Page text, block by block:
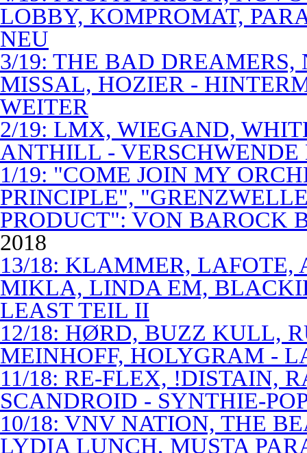
LOBBY, KOMPROMAT,
NEU
3/19: THE BAD
MISSAL, HOZIER -
WEITER
2/19: LMX, WIEGAND,
ANTHILL -
1/19: "COME JOIN MY
PRINCIPLE",
PRODUCT": VON BAROCK
2018
13/18: KLAMMER,
MIKLA, LINDA EM,
LEAST TEIL II
12/18: HØRD, BUZZ KULL,
MEINHOFF, HOLYGRAM -
11/18: RE-FLEX, !DISTAIN,
SCANDROID - SYNTHIE-
10/18: VNV NATION, THE
LYDIA LUNCH, MUSTA